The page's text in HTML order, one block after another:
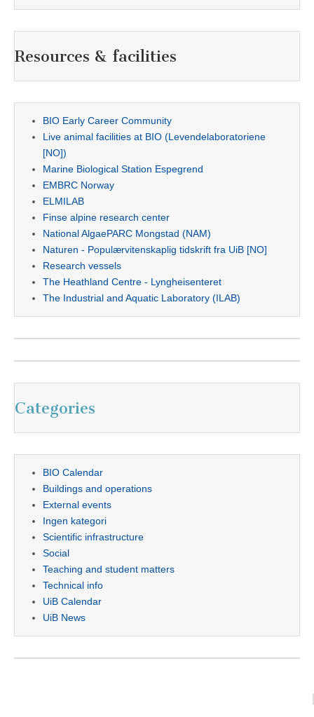
Resources & facilities
BIO Early Career Community
Live animal facilities at BIO (Levendelaboratoriene
[NO])
Marine Biological Station Espegrend
EMBRC Norway
ELMILAB
Finse alpine research center
National AlgaePARC Mongstad (NAM)
Naturen - Populærvitenskaplig tidskrift fra UiB [NO]
Research vessels
The Heathland Centre - Lyngheisenteret
The Industrial and Aquatic Laboratory (ILAB)
Categories
BIO Calendar
Buildings and operations
External events
Ingen kategori
Scientific infrastructure
Social
Teaching and student matters
Technical info
UiB Calendar
UiB News